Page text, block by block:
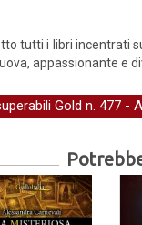
tutti i libri incentrati
appassionante e
Gold n. 477 -